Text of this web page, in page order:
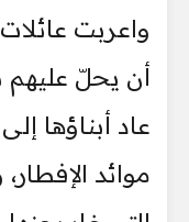
واعربت
أن يحلّ
عاد أبناؤها
موائد